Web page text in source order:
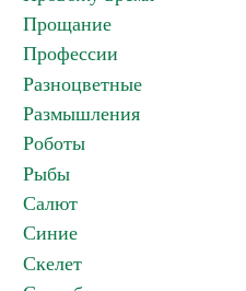
Прощание
Профессии
Разноцветные
Размышления
Роботы
Рыбы
Салют
Синие
Скелет